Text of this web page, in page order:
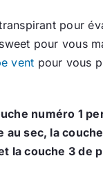
pour
pour vous
vent pour vous
numéro 1
au sec, la
la couche 3 de